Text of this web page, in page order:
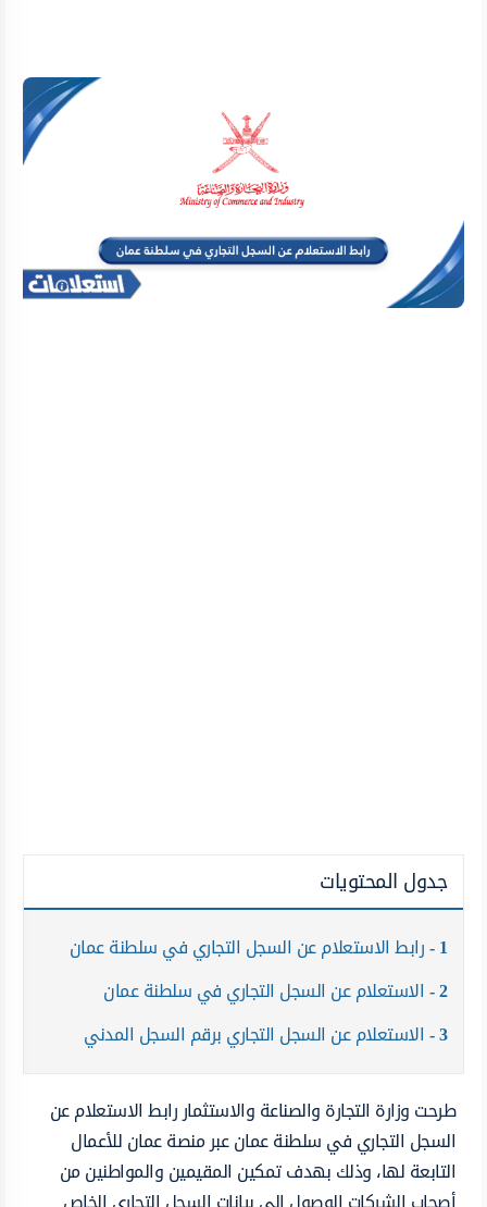
جدول المحتويات
1 رابط الاستعلام عن السجل التجاري في سلطنة عمان
2 الاستعلام عن السجل التجاري في سلطنة عمان
3 الاستعلام عن السجل التجاري برقم السجل المدني
طرحت وزارة التجارة والصناعة والاستثمار رابط الاستعلام عن
السجل التجاري في سلطنة عمان عبر منصة عمان للأعمال
التابعة لها، وذلك بهدف تمكين المقيمين والمواطنين من